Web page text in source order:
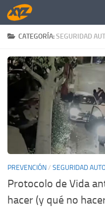
Saltar al contenido
CATEGORÍA:SEGURIDAD
PREVENCIÓN/ SEGURIDAD
Protocolo de Vida
hacer (y qué no